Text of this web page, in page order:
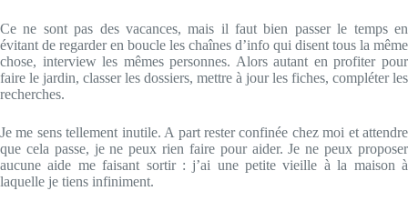
Ce ne sont pas des vacances, mais il faut bien passer le temps en
évitant de regarder en boucle les chaînes d’info qui disent tous la même
chose, interview les mêmes personnes. Alors autant en profiter pour
faire le jardin, classer les dossiers, mettre à jour les fiches, compléter les
recherches.
Je me sens tellement inutile. A part rester confinée chez moi et attendre
que cela passe, je ne peux rien faire pour aider. Je ne peux proposer
aucune aide me faisant sortir : j’ai une petite vieille à la maison à
laquelle je tiens infiniment.